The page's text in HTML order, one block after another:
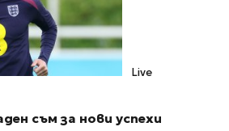
Live
съм за нови успехи